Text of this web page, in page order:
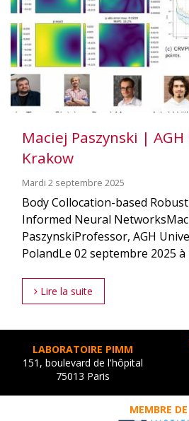
Maciej Paszynski |
Krakow
Mardi 2 septembre 2025
Body Collocation-based
Informed Neural
PaszynskiProfessor, AGH
PolandLe 02 septembre 2025
Lire la suite
LABORATOIRE PIMM
151, boulevard de l'hôpital
75013 Paris
MEMBRE DE